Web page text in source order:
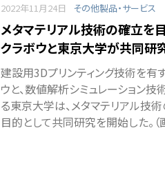
2022年11月24日 その他製品・サービス
メタマテリアル技術の確立を目
クラボウと東京大学が共同研
建設用3Dプリンティング技術を有
ウと、数値解析シミュレーション技
る東京大学は、メタマテリアル技
目的として共同研究を開始した。